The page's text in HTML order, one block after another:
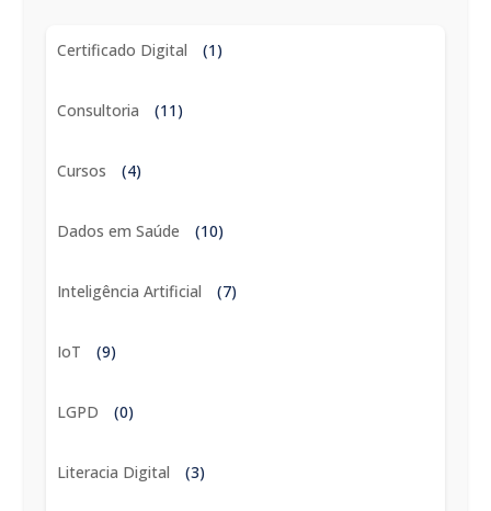
Certificado Digital (1)
Consultoria (11)
Cursos (4)
Dados em Saúde (10)
Inteligência Artificial (7)
IoT (9)
LGPD (0)
Literacia Digital (3)